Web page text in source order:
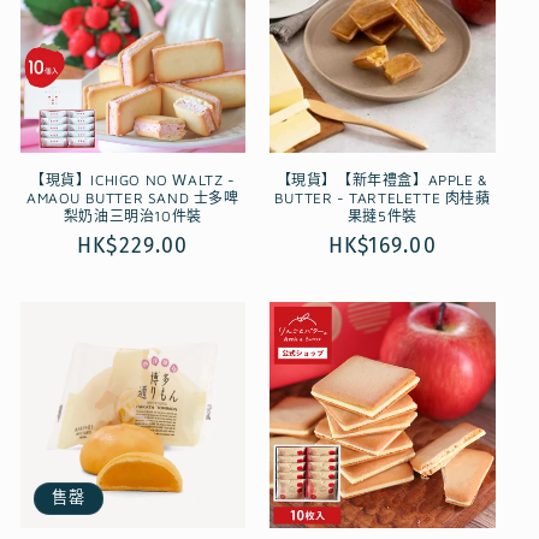
【現貨】ICHIGO NO ＷALTZ -
AMAOU BUTTER SAND 士多啤
梨奶油三明治10件裝
定
HK$229.00
【現貨】【新年禮盒】APPLE &
BUTTER - TARTELETTE 肉桂蘋
果撻5件裝
定
HK$169.00
售罄